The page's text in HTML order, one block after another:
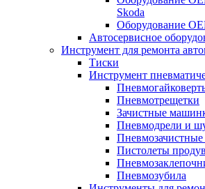
Skoda
Оборудование
Автосервисное
Инструмент для ремонта
Тиски
Инструмент
Пневмотрещетки
Зачистные
Пневмодрели и
Пистолеты
Пневмозубила